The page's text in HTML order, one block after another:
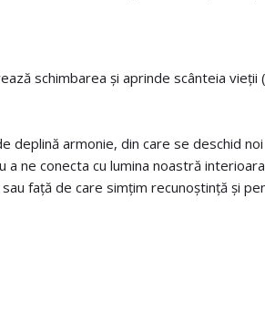
schimbarea și aprinde scânteia vieții (
deplină armonie, din care se deschid noi
ne conecta cu lumina noastră
față de care simțim recunoștință și